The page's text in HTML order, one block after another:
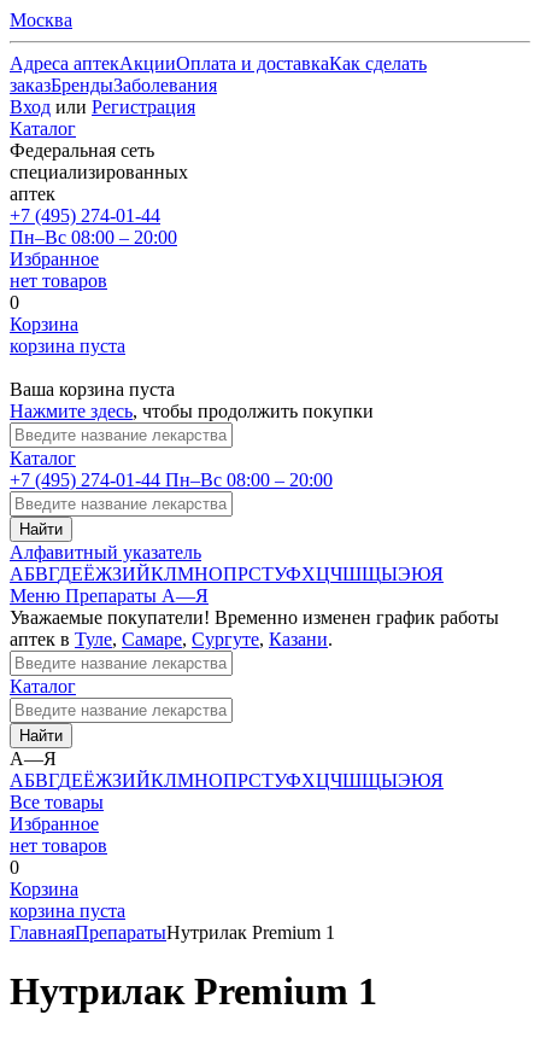
Москва
Адреса аптекАкцииОплата и доставкаКак сделать
заказБрендыЗаболевания
Вход или Регистрация
Каталог
Федеральная сеть
специализированных
аптек
+7 (495) 274-01-44
Пн–Вс 08:00 – 20:00
Избранное
нет товаров
0
Корзина
корзина пуста
Ваша корзина пуста
Нажмите здесь, чтобы продолжить покупки
Каталог
+7 (495) 274-01-44 Пн–Вс 08:00 – 20:00
Найти
Алфавитный указатель
АБВГДЕЁЖЗИЙКЛМНОПРСТУФХЦЧШЩЫЭЮЯ
Меню Препараты А—Я
Уважаемые покупатели! Временно изменен график работы
аптек в Туле, Самаре, Сургуте, Казани.
Каталог
Найти
А—Я
АБВГДЕЁЖЗИЙКЛМНОПРСТУФХЦЧШЩЫЭЮЯ
Все товары
Избранное
нет товаров
0
Корзина
корзина пуста
ГлавнаяПрепаратыНутрилак Premium 1
Нутрилак Premium 1